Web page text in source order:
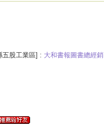
五股工業區] : 大和書報圖書總經銷